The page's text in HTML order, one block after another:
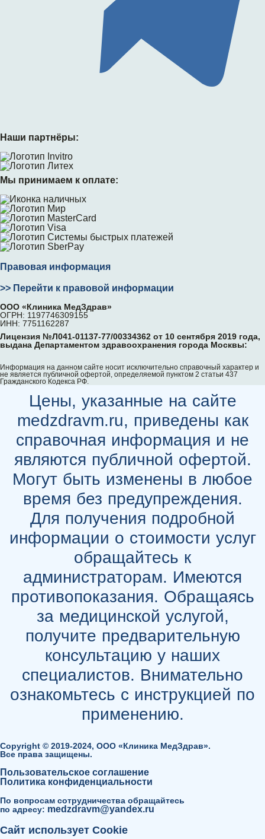
Наши партнёры:
Мы принимаем к оплате:
Правовая информация
>> Перейти к правовой информации
ООО «Клиника МедЗдрав»
ОГРН: 1197746309155
ИНН: 7751162287
Лицензия №Л041-01137-77/00334362 от 10 сентября 2019 года,
выдана Департаментом здравоохранения города Москвы:
Информация на данном сайте носит исключительно справочный характер и
не является публичной офертой, определяемой пунктом 2 статьи 437
Гражданского Кодекса РФ.
Цены, указанные на сайте
medzdravm.ru, приведены как
справочная информация и не
являются публичной офертой.
Могут быть изменены в любое
время без предупреждения.
Для получения подробной
информации о стоимости услуг
обращайтесь к
администраторам. Имеются
противопоказания. Обращаясь
за медицинской услугой,
получите предварительную
консультацию у наших
специалистов. Внимательно
ознакомьтесь с инструкцией по
применению.
Copyright © 2019-2024, ООО «Клиника МедЗдрав».
Все права защищены.
Пользовательское соглашение
Политика конфиденциальности
По вопросам сотрудничества обращайтесь
по адресу: medzdravm@yandex.ru
Сайт использует Cookie